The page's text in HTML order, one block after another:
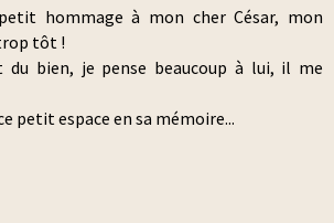
hommage à mon cher César, mon
tôt !
du bien, je pense beaucoup à lui, il me
petit espace en sa mémoire...